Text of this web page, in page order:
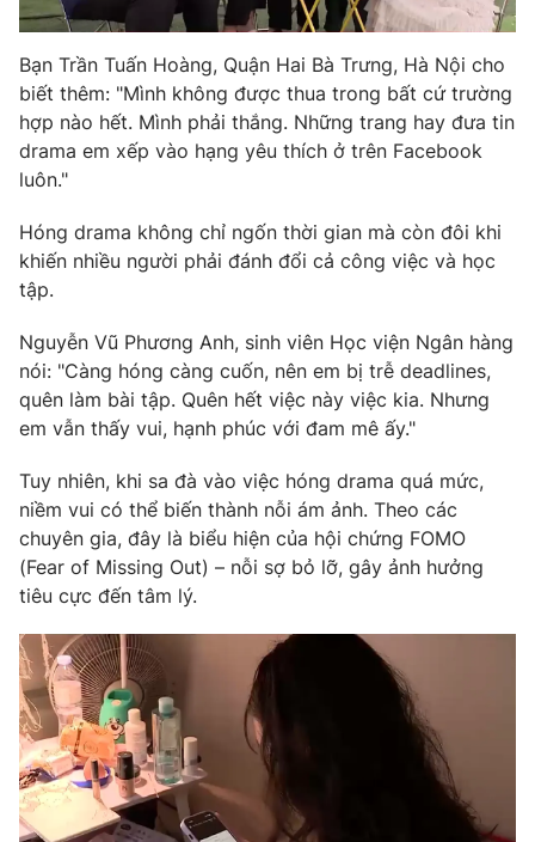
Bạn Trần Tuấn Hoàng, Quận Hai Bà Trưng, Hà Nội cho
biết thêm: "Mình không được thua trong bất cứ trường
hợp nào hết. Mình phải thắng. Những trang hay đưa tin
drama em xếp vào hạng yêu thích ở trên Facebook
luôn."
Hóng drama không chỉ ngốn thời gian mà còn đôi khi
khiến nhiều người phải đánh đổi cả công việc và học
tập.
Nguyễn Vũ Phương Anh, sinh viên Học viện Ngân hàng
nói: "Càng hóng càng cuốn, nên em bị trễ deadlines,
quên làm bài tập. Quên hết việc này việc kia. Nhưng
em vẫn thấy vui, hạnh phúc với đam mê ấy."
Tuy nhiên, khi sa đà vào việc hóng drama quá mức,
niềm vui có thể biến thành nỗi ám ảnh. Theo các
chuyên gia, đây là biểu hiện của hội chứng FOMO
(Fear of Missing Out) – nỗi sợ bỏ lỡ, gây ảnh hưởng
tiêu cực đến tâm lý.